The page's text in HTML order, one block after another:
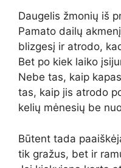
Daugelis žmonių iš
Pamato dailų
blizgesį ir atrodo,
Bet po kiek laiko
Nebe tas, kaip
tas, kaip jis atrodo
kelių mėnesių be
Būtent tada
tik gražus, bet ir